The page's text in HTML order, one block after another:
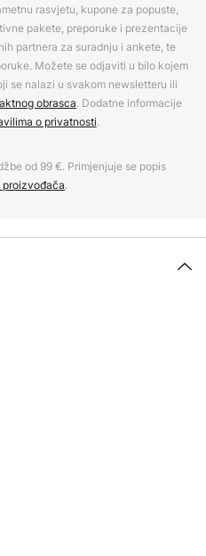
rasvjetu, kupone za popuste,
pakete, preporuke i prezentacije
partnera za suradnju i ankete, te
Možete se odjaviti u bilo kojem
se nalazi u svakom newsletteru ili
obrasca. Dodatne informacije
o privatnosti.
od 99 €. Primjenjuje se popis
.